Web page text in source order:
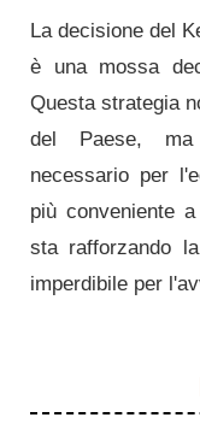
La decisione del
è una mossa
Questa strategia
del Paese,
necessario per
più conveniente
sta rafforzando
imperdibile per